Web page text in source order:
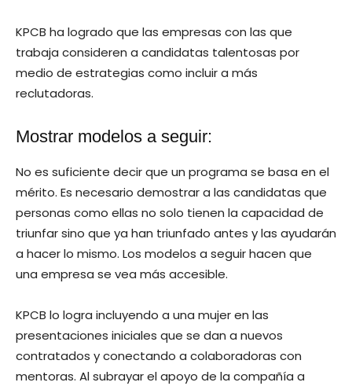
KPCB ha logrado que las empresas con las que
trabaja consideren a candidatas talentosas por
medio de estrategias como incluir a más
reclutadoras.
Mostrar modelos a seguir:
No es suficiente decir que un programa se basa en el
mérito. Es necesario demostrar a las candidatas que
personas como ellas no solo tienen la capacidad de
triunfar sino que ya han triunfado antes y las ayudarán
a hacer lo mismo. Los modelos a seguir hacen que
una empresa se vea más accesible.
KPCB lo logra incluyendo a una mujer en las
presentaciones iniciales que se dan a nuevos
contratados y conectando a colaboradoras con
mentoras. Al subrayar el apoyo de la compañía a